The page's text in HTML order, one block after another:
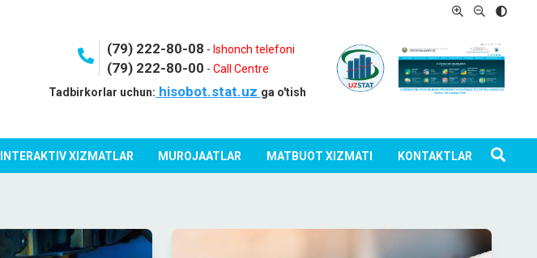
(79) 222-80-08 - Ishonch telefoni
(79) 222-80-00 -Call Centre
Tadbirkorlar uchun: hisobot.stat.uz ga o'tish
INTERAKTIV XIZMATLAR MUROJAATLAR MATBUOT XIZMATI KONTAKTLAR